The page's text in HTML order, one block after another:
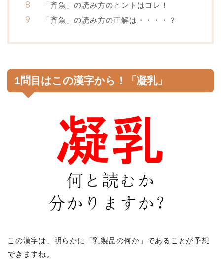
「斉魚」の読み方のヒントはコレ！
「斉魚」の読み方の正解は・・・・？
1問目はこの漢字から！「凝乳」
この漢字は、明らかに「乳製品の何か」であることが予想
できますね。